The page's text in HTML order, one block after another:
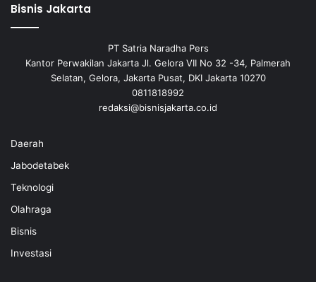
Bisnis Jakarta
PT Satria Naradha Pers
Kantor Perwakilan Jakarta Jl. Gelora VII No 32 -34, Palmerah
Selatan, Gelora, Jakarta Pusat, DKI Jakarta 10270
0811818992
redaksi@bisnisjakarta.co.id
Daerah
Jabodetabek
Teknologi
Olahraga
Bisnis
Investasi